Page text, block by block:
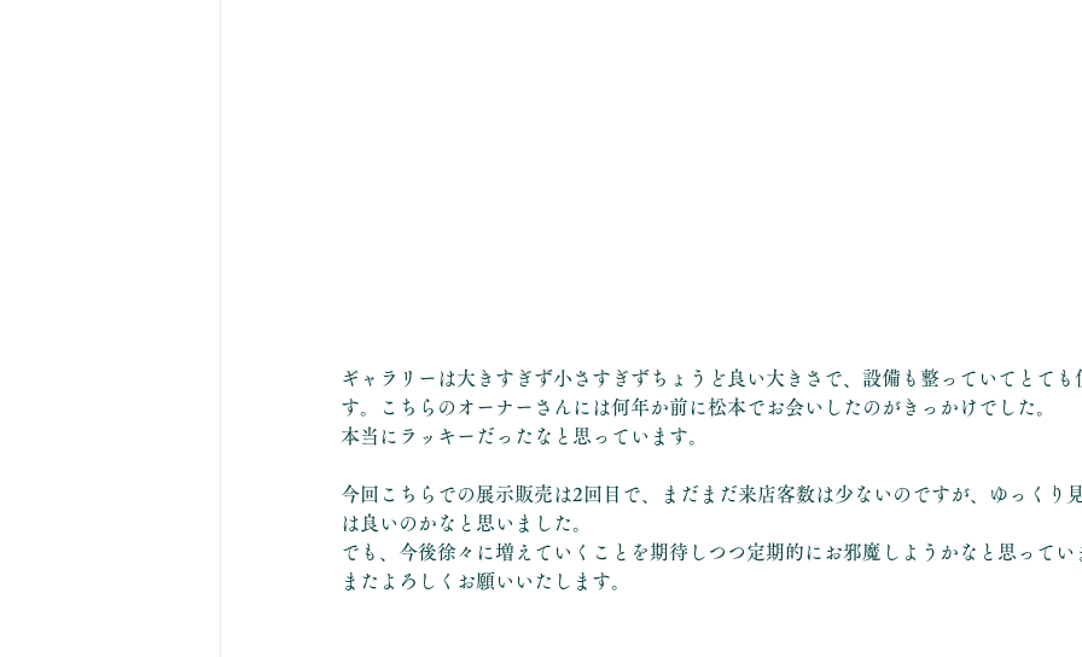
ギャラリーは大きすぎず小さすぎずちょうど良い大きさで、設備も整っていてとても
す。こちらのオーナーさんには何年か前に松本でお会いしたのがきっかけでした。
本当にラッキーだったなと思っています。
今回こちらでの展示販売は2回目で、まだまだ来店客数は少ないのですが、ゆっくり
は良いのかなと思いました。
でも、今後徐々に増えていくことを期待しつつ定期的にお邪魔しようかなと思ってい
またよろしくお願いいたします。